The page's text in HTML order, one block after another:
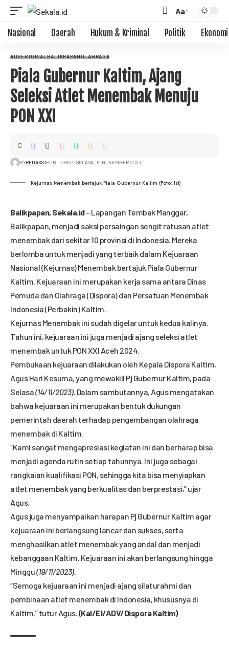
Aa
Nasional Daerah Hukum & Kriminal Politik Ekonomi
ADVERTORIALBALIKPAPANOLAHRAGA
Piala Gubernur Kaltim, Ajang
Seleksi Atlet Menembak Menuju
PON XXI
BYREDAKSIPUBLISHED: SELASA, 14 NOVEMBER 2023
Kejurnas Menembak bertajuk Piala Gubernur Kaltim (Foto: Ist)
Balikpapan, Sekala.id– Lapangan Tembak Manggar,
Balikpapan, menjadi saksi persaingan sengit ratusan atlet
menembak dari sekitar 10 provinsi di Indonesia. Mereka
berlomba untuk menjadi yang terbaik dalam Kejuaraan
Nasional (Kejurnas) Menembak bertajuk Piala Gubernur
Kaltim. Kejuaraan ini merupakan kerja sama antara Dinas
Pemuda dan Olahraga (Dispora) dan Persatuan Menembak
Indonesia (Perbakin) Kaltim.
Kejurnas Menembak ini sudah digelar untuk kedua kalinya.
Tahun ini, kejuaraan ini juga menjadi ajang seleksi atlet
menembak untuk PON XXI Aceh 2024.
Pembukaan kejuaraan dilakukan oleh Kepala Dispora Kaltim,
Agus Hari Kesuma, yang mewakili Pj Gubernur Kaltim, pada
Selasa(14/11/2023). Dalam sambutannya, Agus mengatakan
bahwa kejuaraan ini merupakan bentuk dukungan
pemerintah daerah terhadap pengembangan olahraga
menembak di Kaltim.
“Kami sangat mengapresiasi kegiatan ini dan berharap bisa
menjadi agenda rutin setiap tahunnya. Ini juga sebagai
rangkaian kualifikasi PON, sehingga kita bisa menyiapkan
atlet menembak yang berkualitas dan berprestasi,” ujar
Agus.
Agus juga menyampaikan harapan Pj Gubernur Kaltim agar
kejuaraan ini berlangsung lancar dan sukses, serta
menghasilkan atlet menembak yang andal dan menjadi
kebanggaan Kaltim. Kejuaraan ini akan berlangsung hingga
Minggu(19/11/2023).
“Semoga kejuaraan ini menjadi ajang silaturahmi dan
pembinaan atlet menembak di Indonesia, khususnya di
Kaltim,” tutur Agus. (Kal/El/ADV/Dispora Kaltim)